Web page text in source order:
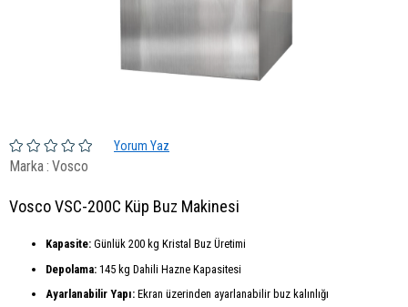
Yorum Yaz
Marka: Vosco
Vosco VSC-200C Küp Buz Makinesi
Kapasite: Günlük 200 kg Kristal Buz Üretimi
Depolama: 145 kg Dahili Hazne Kapasitesi
Ayarlanabilir Yapı: Ekran üzerinden ayarlanabilir buz kalınlığı